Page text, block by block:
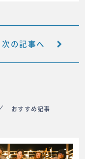
次の記事へ
おすすめ記事